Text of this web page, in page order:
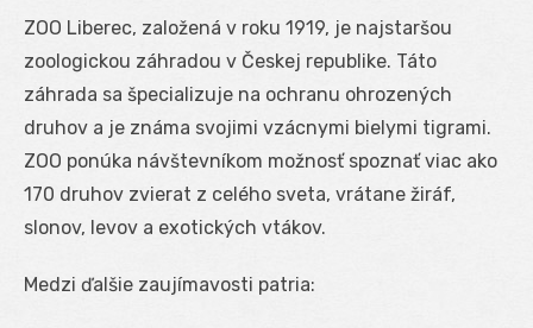
ZOO Liberec, založená v roku 1919, je najstaršou
zoologickou záhradou v Českej republike. Táto
záhrada sa špecializuje na ochranu ohrozených
druhov a je známa svojimi vzácnymi bielymi tigrami.
ZOO ponúka návštevníkom možnosť spoznať viac ako
170 druhov zvierat z celého sveta, vrátane žiráf,
slonov, levov a exotických vtákov.
Medzi ďalšie zaujímavosti patria: